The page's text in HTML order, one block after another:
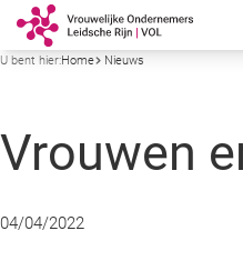
U bent hier:Home Nieuws
Vrouwen
04/04/2022